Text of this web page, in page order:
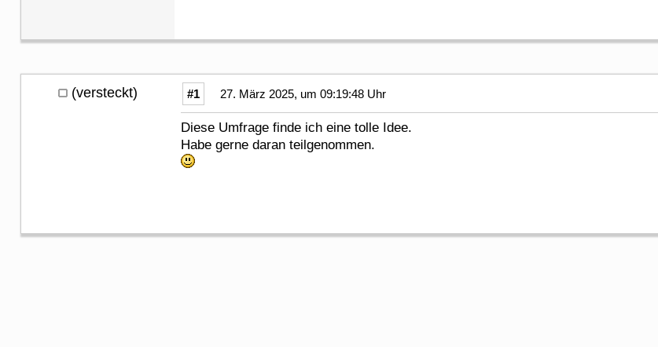
(versteckt) #1 27. März 2025, um 09:19:48 Uhr
Diese Umfrage finde ich eine tolle Idee.
Habe gerne daran teilgenommen.